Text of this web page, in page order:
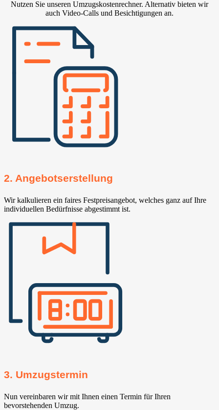
Nutzen Sie unseren Umzugskostenrechner. Alternativ bieten wir
auch Video-Calls und Besichtigungen an.
2. Angebotserstellung
Wir kalkulieren ein faires Festpreisangebot, welches ganz auf Ihre
individuellen Bedürfnisse abgestimmt ist.
3. Umzugstermin
Nun vereinbaren wir mit Ihnen einen Termin für Ihren
bevorstehenden Umzug.